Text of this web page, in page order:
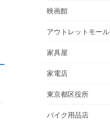
映画館
アウトレットモール
家具屋
家電店
東京都区役所
バイク用品店